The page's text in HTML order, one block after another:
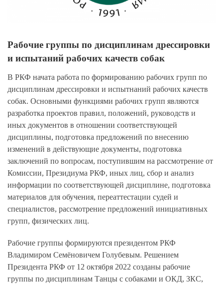
Рабочие группы по дисциплинам дрессировки
и испытаний рабочих качеств собак
В РКФ начата работа по формированию рабочих групп по
дисциплинам дрессировки и испытнаний рабочих качеств
собак. Основными функциями рабочих групп являются
разработка проектов правил, положений, руководств и
иных документов в отношении соответствующей
дисциплины, подготовка предложений по внесению
изменений в действующие документы, подготовка
заключений по вопросам, поступившим на рассмотрение от
Комиссии, Президиума РКФ, иных лиц, сбор и анализ
информации по соответствующей дисциплине, подготовка
материалов для обучения, переаттестации судей и
специалистов, рассмотрение предложений инициативных
групп, физических лиц.
Рабочие группы формируются президентом РКФ
Владимиром Семёновичем Голубевым. Решением
Президента РКФ от 12 октября 2022 созданы рабочие
группы по дисциплинам Танцы с собаками и ОКД, ЗКС,